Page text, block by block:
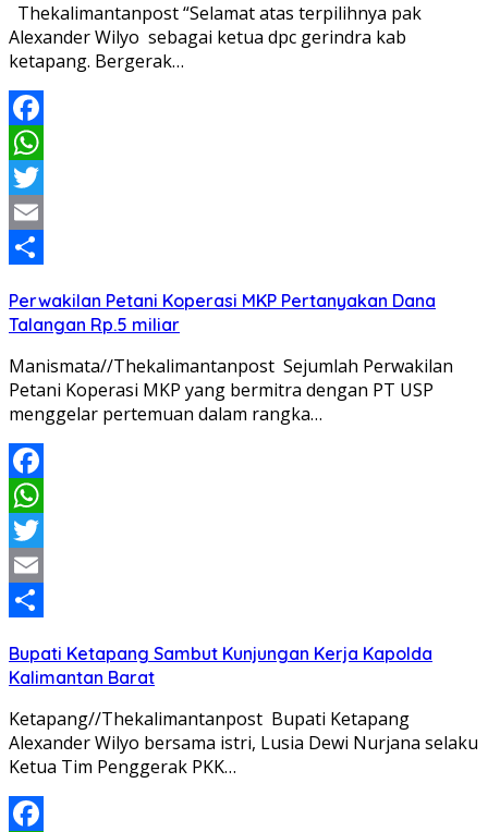
Thekalimantanpost “Selamat atas terpilihnya pak
Alexander Wilyo sebagai ketua dpc gerindra kab
ketapang. Bergerak…
Facebook
WhatsApp
Twitter
Email
Perwakilan Petani Koperasi MKP Pertanyakan Dana
Talangan Rp.5 miliar
Manismata//Thekalimantanpost Sejumlah Perwakilan
Petani Koperasi MKP yang bermitra dengan PT USP
menggelar pertemuan dalam rangka…
Facebook
WhatsApp
Twitter
Email
Bupati Ketapang Sambut Kunjungan Kerja Kapolda
Kalimantan Barat
Ketapang//Thekalimantanpost Bupati Ketapang
Alexander Wilyo bersama istri, Lusia Dewi Nurjana selaku
Ketua Tim Penggerak PKK…